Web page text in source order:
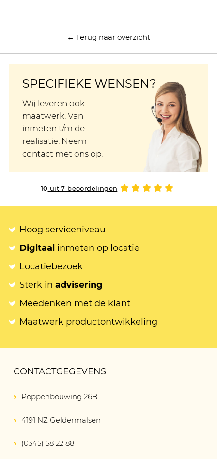
← Terug naar overzicht
SPECIFIEKE WENSEN?
Wij leveren ook
maatwerk. Van
inmeten t/m de
realisatie. Neem
contact met ons op.
10 uit 7 beoordelingen
Hoog serviceniveau
Digitaal inmeten op locatie
Locatiebezoek
Sterk in advisering
Meedenken met de klant
Maatwerk productontwikkeling
CONTACTGEGEVENS
Poppenbouwing 26B
4191 NZ Geldermalsen
(0345) 58 22 88